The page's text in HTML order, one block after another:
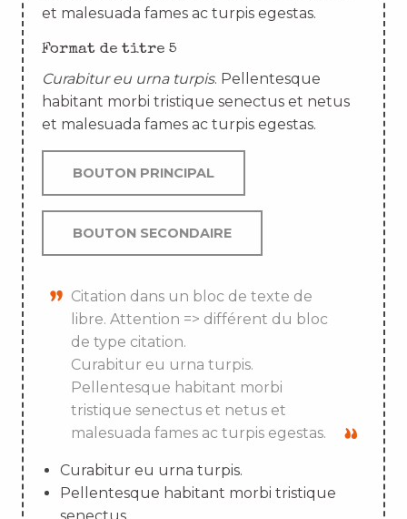
et malesuada fames ac turpis egestas.
Format de titre 5
Curabitur eu urna turpis. Pellentesque
habitant morbi tristique senectus et netus
et malesuada fames ac turpis egestas.
BOUTON PRINCIPAL
BOUTON SECONDAIRE
Citation dans un bloc de texte de
libre. Attention => différent du bloc
de type citation.
Curabitur eu urna turpis.
Pellentesque habitant morbi
tristique senectus et netus et
malesuada fames ac turpis egestas.
Curabitur eu urna turpis.
Pellentesque habitant morbi tristique